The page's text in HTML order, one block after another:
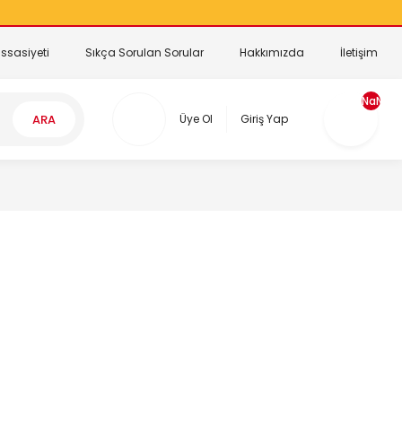
Sıkça Sorulan Sorular Hakkımızda İletişim
ARA Üye Ol Giriş Yap
NaN